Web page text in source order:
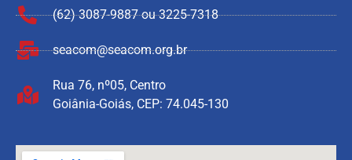
(62) 3087-9887 ou 3225-7318
seacom@seacom.org.br
Rua 76, nº05, Centro
Goiânia-Goiás, CEP: 74.045-130